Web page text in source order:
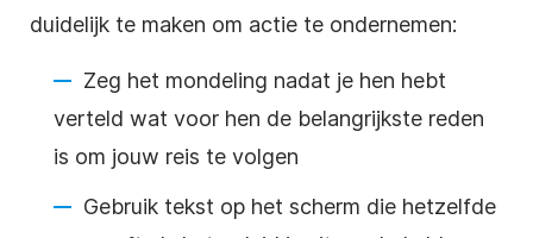
duidelijk te maken om actie te ondernemen:
Zeg het mondeling nadat je hen hebt
verteld wat voor hen de belangrijkste reden
is om jouw reis te volgen
Gebruik tekst op het scherm die hetzelfde